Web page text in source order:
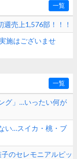
一覧
売上1,576部！！！
施はございませ
一覧
グ」…いったい何が
い…スイカ・桃・ブ
のセレモニアルピッ